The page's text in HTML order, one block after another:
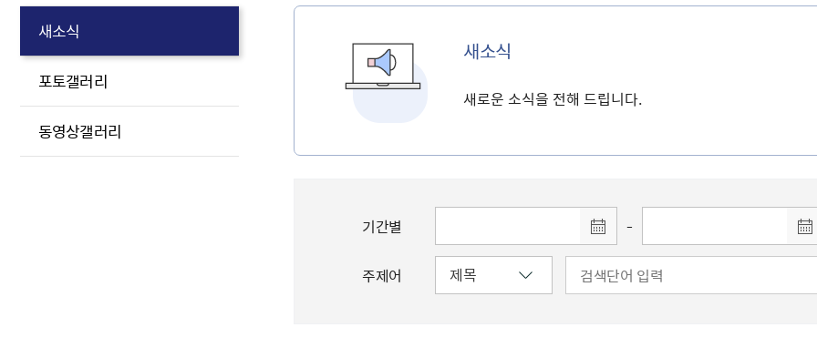
새소식
포토갤러리
동영상갤러리
새소식
새로운 소식을 전해 드립니다.
기간별 -
주제어